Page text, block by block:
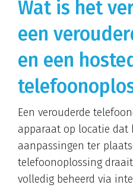
Wat is het
een
en een
Een verouderde
apparaat op locatie dat
aanpassingen ter
telefoonoplossing
volledig beheerd via